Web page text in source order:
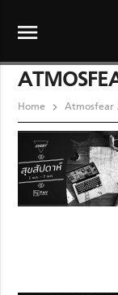
menu
Home Atmosfear